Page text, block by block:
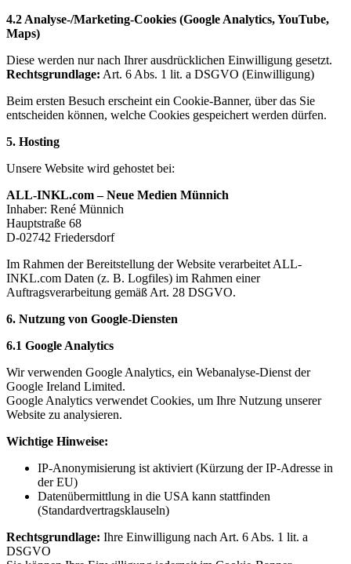
4.2 Analyse-/Marketing-Cookies (Google Analytics, YouTube,
Maps)
Diese werden nur nach Ihrer ausdrücklichen Einwilligung gesetzt.
Rechtsgrundlage: Art. 6 Abs. 1 lit. a DSGVO (Einwilligung)
Beim ersten Besuch erscheint ein Cookie-Banner, über das Sie
entscheiden können, welche Cookies gespeichert werden dürfen.
5. Hosting
Unsere Website wird gehostet bei:
ALL-INKL.com – Neue Medien Münnich
Inhaber: René Münnich
Hauptstraße 68
D-02742 Friedersdorf
Im Rahmen der Bereitstellung der Website verarbeitet ALL-
INKL.com Daten (z. B. Logfiles) im Rahmen einer
Auftragsverarbeitung gemäß Art. 28 DSGVO.
6. Nutzung von Google-Diensten
6.1 Google Analytics
Wir verwenden Google Analytics, ein Webanalyse-Dienst der
Google Ireland Limited.
Google Analytics verwendet Cookies, um Ihre Nutzung unserer
Website zu analysieren.
Wichtige Hinweise:
IP-Anonymisierung ist aktiviert (Kürzung der IP-Adresse in
der EU)
Datenübermittlung in die USA kann stattfinden
(Standardvertragsklauseln)
Rechtsgrundlage: Ihre Einwilligung nach Art. 6 Abs. 1 lit. a
DSGVO